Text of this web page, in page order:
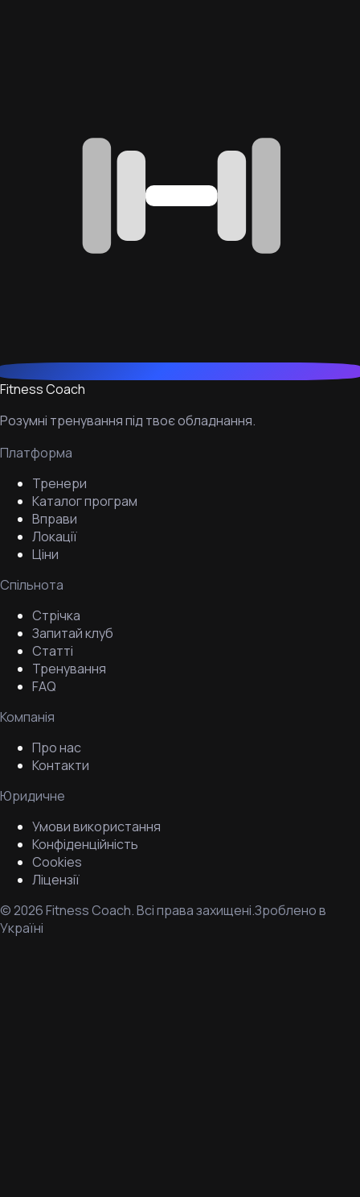
Fitness Coach
Розумні тренування під твоє обладнання.
Платформа
Тренери
Каталог програм
Вправи
Локації
Ціни
Спільнота
Стрічка
Запитай клуб
Статті
Тренування
FAQ
Компанія
Про нас
Контакти
Юридичне
Умови використання
Конфіденційність
Cookies
Ліцензії
©2026Fitness Coach.Всі права захищені.Зроблено в
Україні